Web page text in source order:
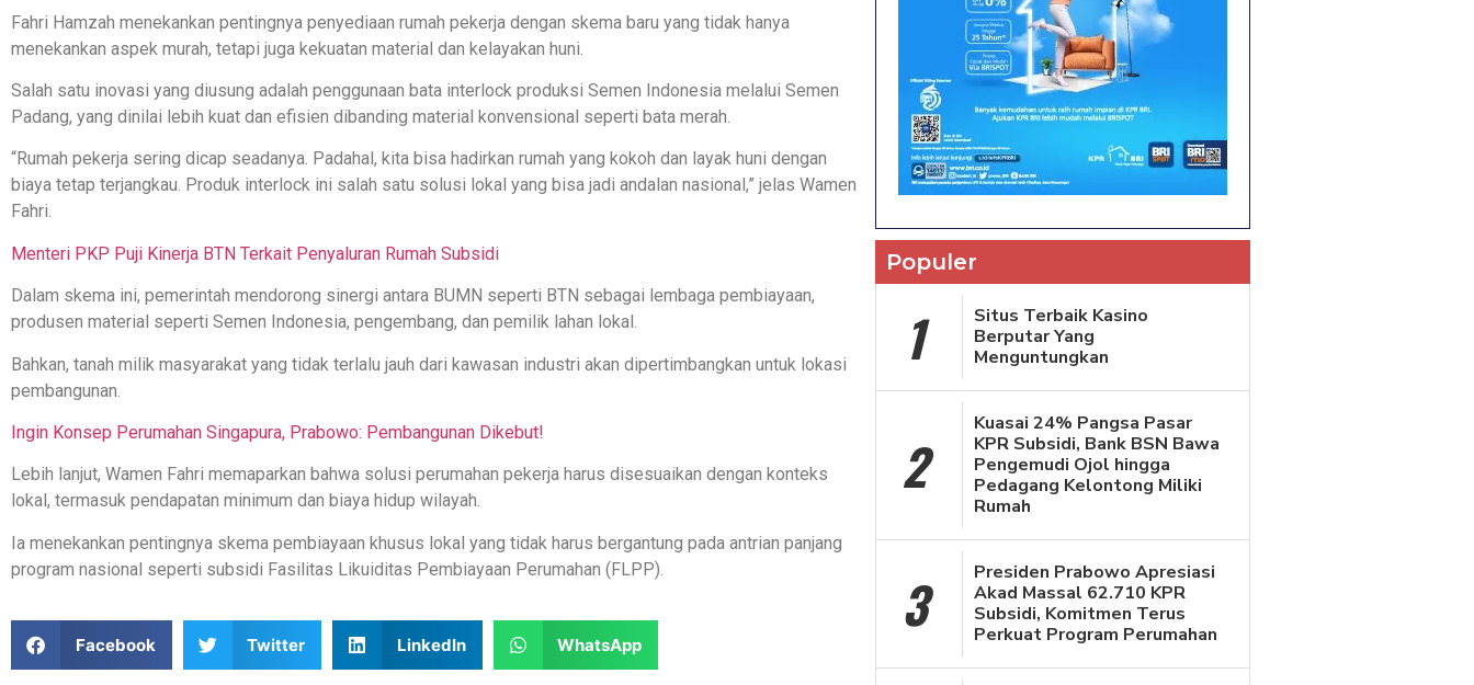
Fahri Hamzah menekankan pentingnya penyediaan rumah pekerja dengan skema baru yang tidak hanya
menekankan aspek murah, tetapi juga kekuatan material dan kelayakan huni.
Salah satu inovasi yang diusung adalah penggunaan bata interlock produksi Semen Indonesia melalui Semen
Padang, yang dinilai lebih kuat dan efisien dibanding material konvensional seperti bata merah.
“Rumah pekerja sering dicap seadanya. Padahal, kita bisa hadirkan rumah yang kokoh dan layak huni dengan
biaya tetap terjangkau. Produk interlock ini salah satu solusi lokal yang bisa jadi andalan nasional,” jelas Wamen
Fahri.
Menteri PKP Puji Kinerja BTN Terkait Penyaluran Rumah Subsidi
Dalam skema ini, pemerintah mendorong sinergi antara BUMN seperti BTN sebagai lembaga pembiayaan,
produsen material seperti Semen Indonesia, pengembang, dan pemilik lahan lokal.
Bahkan, tanah milik masyarakat yang tidak terlalu jauh dari kawasan industri akan dipertimbangkan untuk lokasi
pembangunan.
Ingin Konsep Perumahan Singapura, Prabowo: Pembangunan Dikebut!
Lebih lanjut, Wamen Fahri memaparkan bahwa solusi perumahan pekerja harus disesuaikan dengan konteks
lokal, termasuk pendapatan minimum dan biaya hidup wilayah.
Ia menekankan pentingnya skema pembiayaan khusus lokal yang tidak harus bergantung pada antrian panjang
program nasional seperti subsidi Fasilitas Likuiditas Pembiayaan Perumahan (FLPP).
Facebook Twitter LinkedIn WhatsApp
Populer
1
Situs Terbaik Kasino
Berputar Yang
Menguntungkan
2
Kuasai 24% Pangsa Pasar
KPR Subsidi, Bank BSN Bawa
Pengemudi Ojol hingga
Pedagang Kelontong Miliki
Rumah
3
Presiden Prabowo Apresiasi
Akad Massal 62.710 KPR
Subsidi, Komitmen Terus
Perkuat Program Perumahan